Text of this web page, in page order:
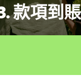
款項到賬